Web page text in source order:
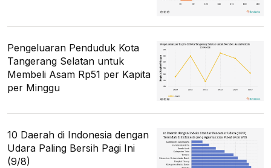
Pengeluaran Penduduk Kota
Tangerang Selatan untuk
Membeli Asam Rp51 per Kapita
per Minggu
10 Daerah di Indonesia dengan
Udara Paling Bersih Pagi Ini
(9/8)